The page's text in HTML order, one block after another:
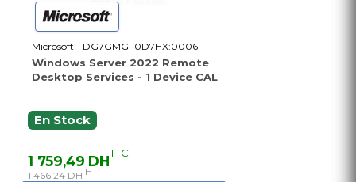
Microsoft - DG7GMGF0D7HX:0006
Windows Server 2022 Remote
Desktop Services - 1 Device CAL
En Stock
1 759,49 DHTTC
1 466,24 DH HT